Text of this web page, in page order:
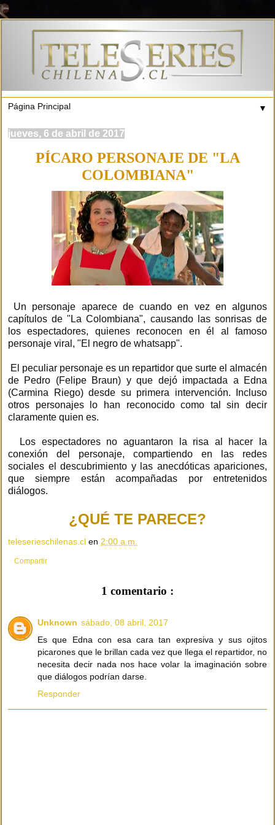
▼
jueves, 6 de abril de 2017
PÍCARO PERSONAJE DE "LA
COLOMBIANA"
Un personaje aparece de cuando en vez en algunos
capítulos de "La Colombiana", causando las sonrisas de
los espectadores, quienes reconocen en él al famoso
personaje viral, "El negro de whatsapp".
El peculiar personaje es un repartidor que surte el almacén
de Pedro (Felipe Braun) y que dejó impactada a Edna
(Carmina Riego) desde su primera intervención. Incluso
otros personajes lo han reconocido como tal sin decir
claramente quien es.
Los espectadores no aguantaron la risa al hacer la
conexión del personaje, compartiendo en las redes
sociales el descubrimiento y las anecdóticas apariciones,
que siempre están acompañadas por entretenidos
diálogos.
¿QUÉ TE PARECE?
teleserieschilenas.cl en 2:00 a.m.
Compartir
1 comentario :
Unknown sábado, 08 abril, 2017
Es que Edna con esa cara tan expresiva y sus ojitos
picarones que le brillan cada vez que llega el repartidor, no
necesita decir nada nos hace volar la imaginación sobre
que diálogos podrían darse.
Responder